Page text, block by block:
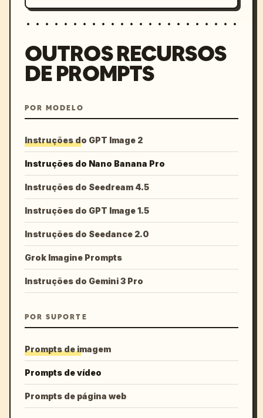
OUTROS RECURSOS
DE PROMPTS
POR MODELO
Instruções do GPT Image 2
Instruções do Nano Banana Pro
Instruções do Seedream 4.5
Instruções do GPT Image 1.5
Instruções do Seedance 2.0
Grok Imagine Prompts
Instruções do Gemini 3 Pro
POR SUPORTE
Prompts de imagem
Prompts de vídeo
Prompts de página web